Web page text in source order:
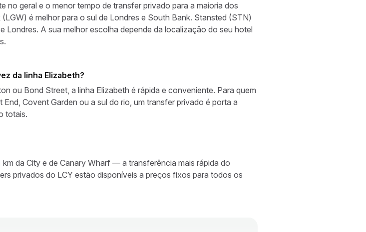
no geral e o menor tempo de transfer privado para a maioria dos
é melhor para o sul de Londres e South Bank. Stansted (STN)
Londres. A sua melhor escolha depende da localização do seu hotel
da linha Elizabeth?
ou Bond Street, a linha Elizabeth é rápida e conveniente. Para quem
Covent Garden ou a sul do rio, um transfer privado é porta a
totais.
da City e de Canary Wharf — a transferência mais rápida do
privados do LCY estão disponíveis a preços fixos para todos os